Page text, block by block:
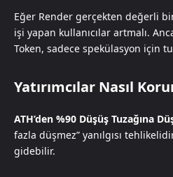
Eğer Render gerçekten değerli
işi yapan kullanıcılar artmalı.
Token, sadece spekülasyon için
Yatırımcılar Nasıl
ATH’den %90 Düşüş Tuzağına
fazla düşmez” yanılgısı
gidebilir.